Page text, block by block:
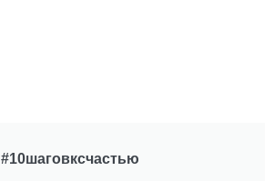
#10шаговксчастью